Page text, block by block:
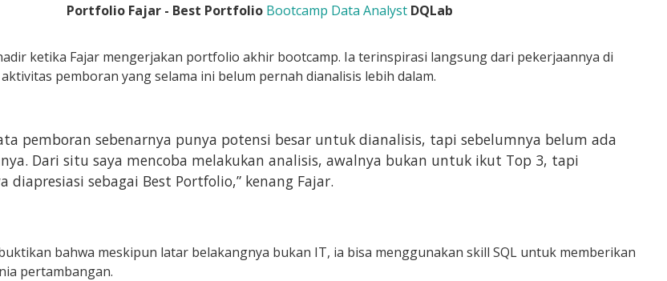
Portfolio Fajar - Best Portfolio Bootcamp Data Analyst DQLab
ketika Fajar mengerjakan portfolio akhir bootcamp. Ia terinspirasi langsung dari pekerjaannya di
pemboran yang selama ini belum pernah dianalisis lebih dalam.
pemboran sebenarnya punya potensi besar untuk dianalisis, tapi sebelumnya belum ada
Dari situ saya mencoba melakukan analisis, awalnya bukan untuk ikut Top 3, tapi
diapresiasi sebagai Best Portfolio,” kenang Fajar.
bahwa meskipun latar belakangnya bukan IT, ia bisa menggunakan skill SQL untuk memberikan
pertambangan.